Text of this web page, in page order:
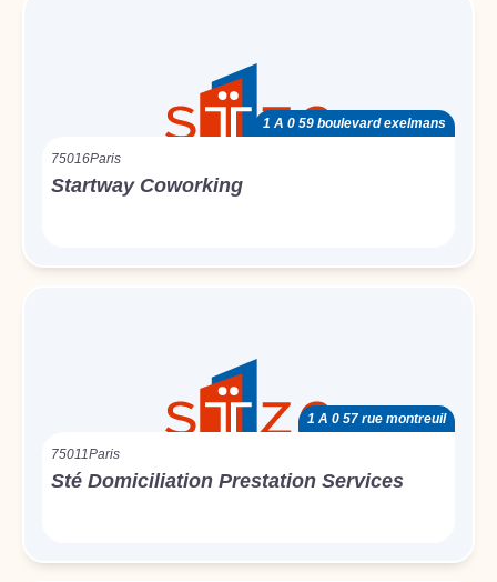
1 A 0 59 boulevard exelmans
75016Paris
Startway Coworking
1 A 0 57 rue montreuil
75011Paris
Sté Domiciliation Prestation Services